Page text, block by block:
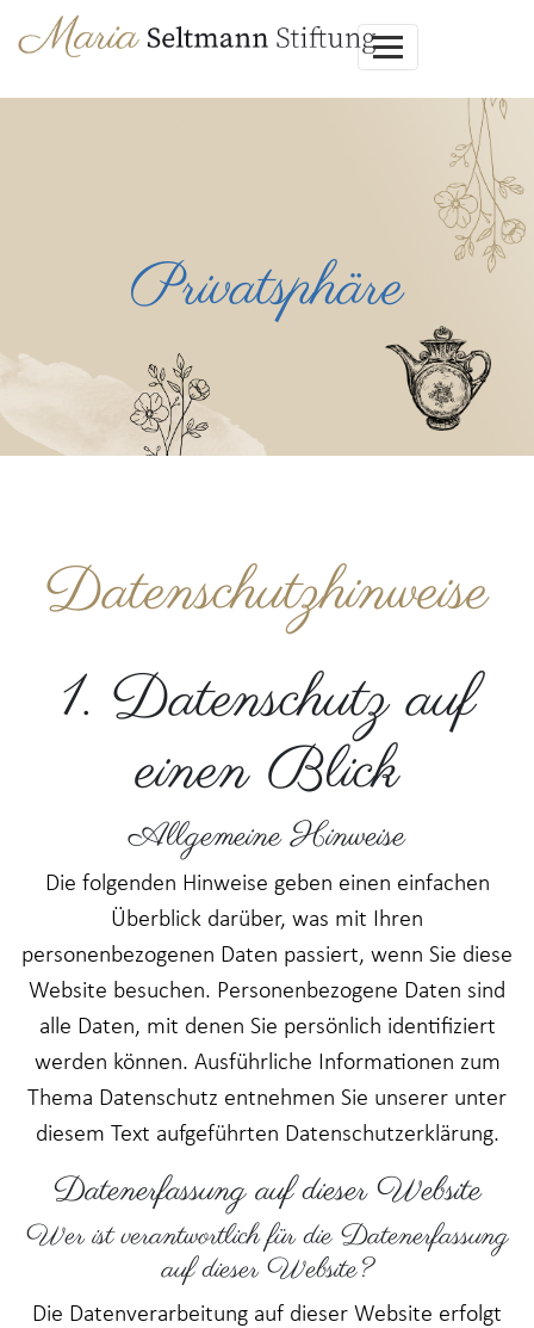
Privatsphäre
Datenschutzhinweise
1. Datenschutz auf
einen Blick
Allgemeine Hinweise
Die folgenden Hinweise geben einen einfachen
Überblick darüber, was mit Ihren
personenbezogenen Daten passiert, wenn Sie diese
Website besuchen. Personenbezogene Daten sind
alle Daten, mit denen Sie persönlich identifiziert
werden können. Ausführliche Informationen zum
Thema Datenschutz entnehmen Sie unserer unter
diesem Text aufgeführten Datenschutzerklärung.
Datenerfassung auf dieser Website
Wer ist verantwortlich für die Datenerfassung
auf dieser Website?
Die Datenverarbeitung auf dieser Website erfolgt